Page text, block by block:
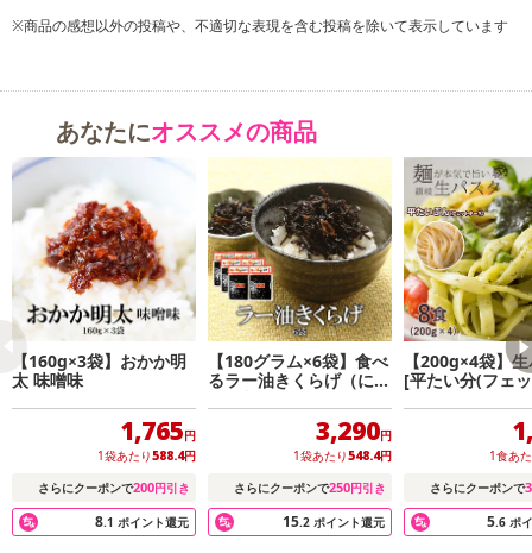
※商品の感想以外の投稿や、不適切な表現を含む投稿を除いて表示しています
あなたにオススメの商品
【160g×3袋】おかか明
太 味噌味
1,765円
1袋あたり588.4円
さらにクーポンで200円引き
8.1 ポイント還元
【180グラム×6袋】食べ
るラー油きくらげ（にん
3,290円
1袋あたり548.4円
さらにクーポンで250円引き
15.2 ポイント還元
【200g×4袋】
[平たい分(フェ
1食あ
さらにクーポンで
5.6 ポ